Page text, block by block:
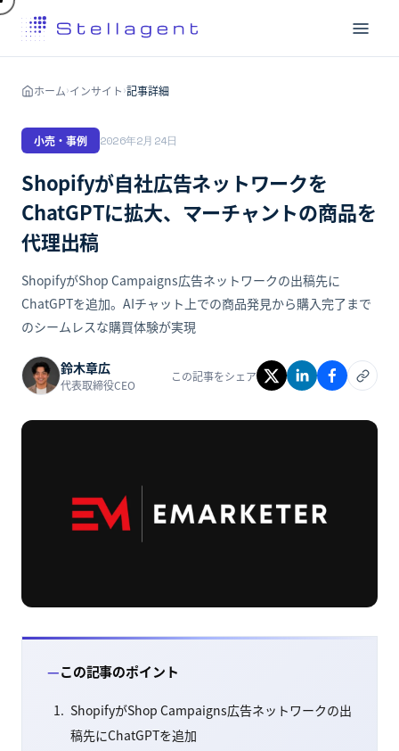
ホーム›インサイト ›記事詳細
小売・事例 2026年2月24日
Shopifyが自社広告ネットワークを
ChatGPTに拡大、マーチャントの商品を
代理出稿
ShopifyがShop Campaigns広告ネットワークの出稿先に
ChatGPTを追加。AIチャット上での商品発見から購入完了まで
のシームレスな購買体験が実現
鈴木章広
代表取締役CEO
この記事をシェア
この記事のポイント
ShopifyがShop Campaigns広告ネットワークの出
稿先にChatGPTを追加